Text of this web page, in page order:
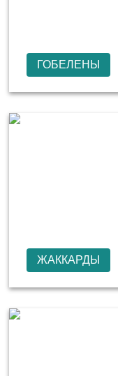
ГОБЕЛЕНЫ
ЖАККАРДЫ